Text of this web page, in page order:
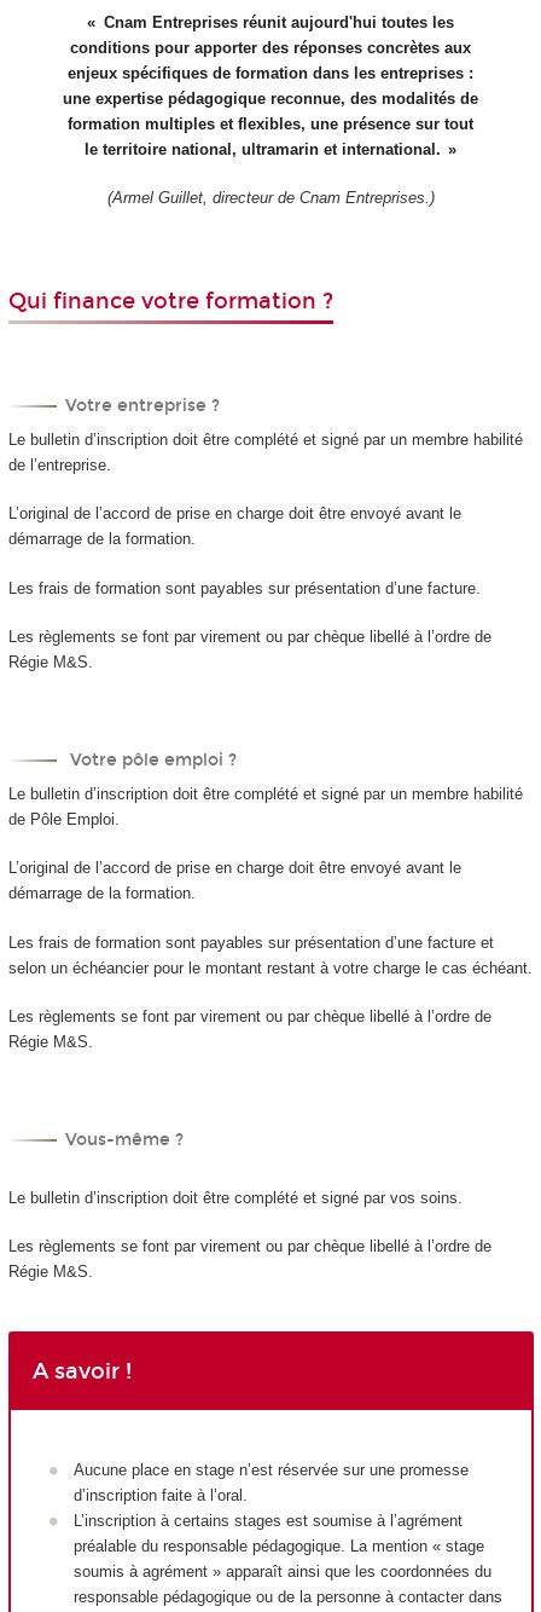
Cnam Entreprises réunit aujourd'hui toutes les
conditions pour apporter des réponses concrètes aux
enjeux spécifiques de formation dans les entreprises :
une expertise pédagogique reconnue, des modalités de
formation multiples et flexibles, une présence sur tout
le territoire national, ultramarin et international.
(Armel Guillet, directeur de Cnam Entreprises.)
Qui finance votre formation ?
Votre entreprise ?
Le bulletin d’inscription doit être complété et signé par un membre habilité
de l’entreprise.
L’original de l’accord de prise en charge doit être envoyé avant le
démarrage de la formation.
Les frais de formation sont payables sur présentation d’une facture.
Les règlements se font par virement ou par chèque libellé à l’ordre de
Régie M&S.
Votre pôle emploi ?
Le bulletin d’inscription doit être complété et signé par un membre habilité
de Pôle Emploi.
L’original de l’accord de prise en charge doit être envoyé avant le
démarrage de la formation.
Les frais de formation sont payables sur présentation d’une facture et
selon un échéancier pour le montant restant à votre charge le cas échéant.
Les règlements se font par virement ou par chèque libellé à l’ordre de
Régie M&S.
Vous-même ?
Le bulletin d’inscription doit être complété et signé par vos soins.
Les règlements se font par virement ou par chèque libellé à l’ordre de
Régie M&S.
A savoir !
Aucune place en stage n’est réservée sur une promesse
d’inscription faite à l’oral.
L’inscription à certains stages est soumise à l’agrément
préalable du responsable pédagogique. La mention « stage
soumis à agrément » apparaît ainsi que les coordonnées du
responsable pédagogique ou de la personne à contacter dans